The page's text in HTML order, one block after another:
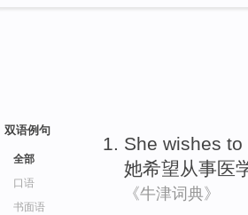
双语例句
全部
口语
书面语
She wishes to
她希望 从事医
《牛津词典》